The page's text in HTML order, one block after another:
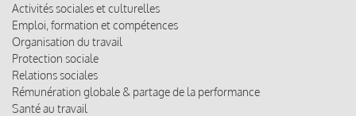
Activités sociales et culturelles
Emploi, formation et compétences
Organisation du travail
Protection sociale
Relations sociales
Rémunération globale & partage de la performance
Santé au travail